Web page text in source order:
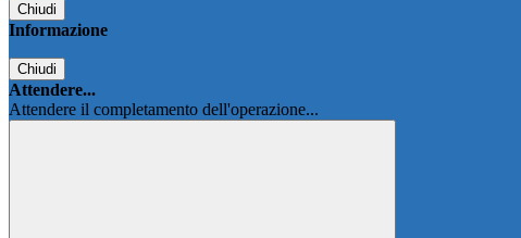
Chiudi
Informazione
Chiudi
Attendere...
Attendere il completamento dell'operazione...